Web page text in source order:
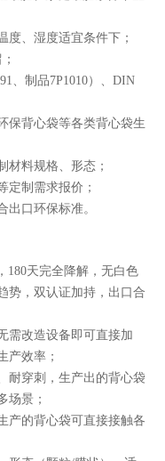
度、湿度适宜条件下；
、制品7P1010）、DIN
保背心袋等各类背心袋生
材料规格、形态；
定制需求报价；
出口环保标准。
180天完全降解，无白色
势，双认证加持，出口合
需改造设备即可直接加
产效率；
耐穿刺，生产出的背心袋
场景；
产的背心袋可直接接触各